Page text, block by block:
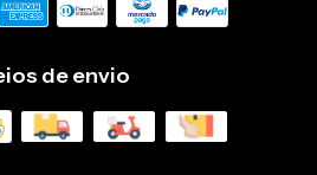
de envio